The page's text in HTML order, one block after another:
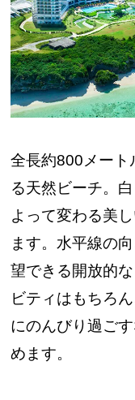
全長約800メート
る天然ビーチ。
よって変わる美
ます。水平線の
望できる開放的
ビティはもちろ
にのんびり過ご
めます。